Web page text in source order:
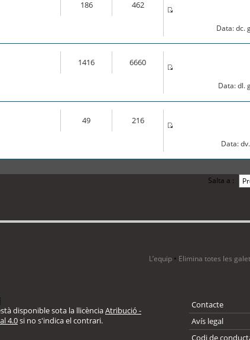
186 462
Data: dc.
1416 6660
Data: dl.
49 216
Data:
Salta a :
L’equip • Elimina totes les
disponible sota la llicènciaAtribució -
4.0si no s'indica el contrari.
Contacte
Avís legal
Codi de